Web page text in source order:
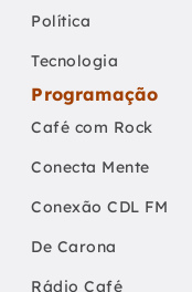
Política
Tecnologia
Programação
Café com Rock
Conecta Mente
Conexão CDL FM
De Carona
Rádio Café